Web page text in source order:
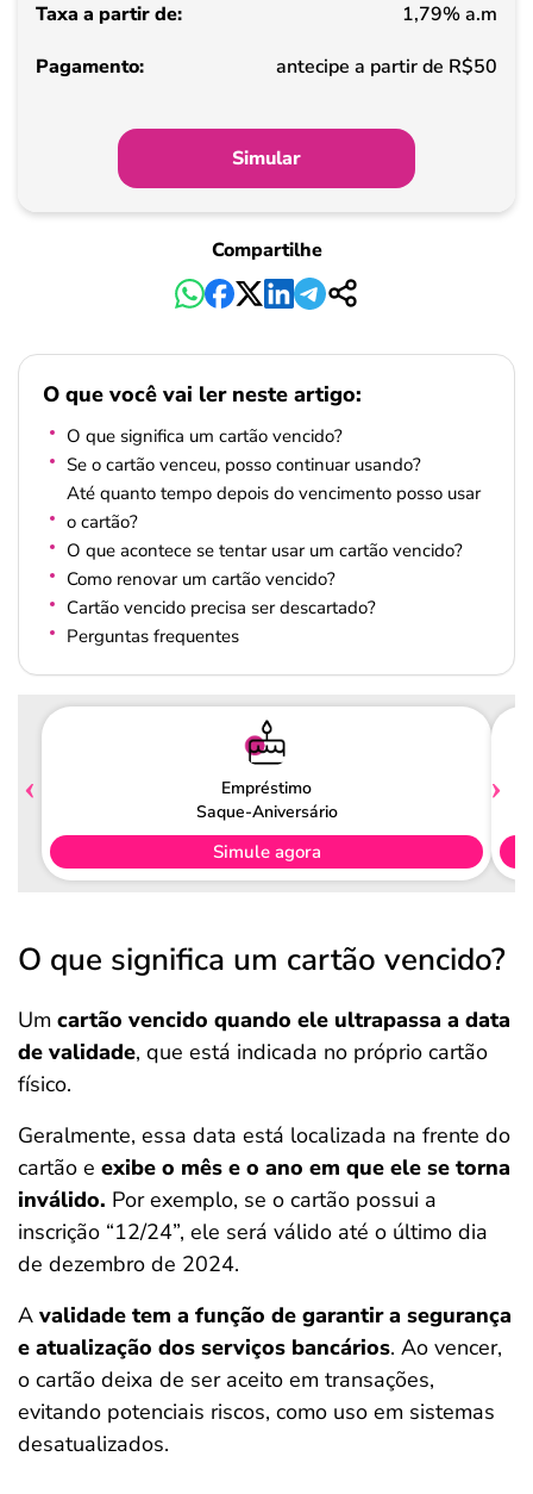
Pagamento
1,79% a.m
antecipe a partir de R$50
Simular
Compartilhe
O que você vai ler neste artigo:
O que significa um cartão vencido?
Se o cartão venceu, posso continuar usando?
Até quanto tempo depois do vencimento posso usar
o cartão?
O que acontece se tentar usar um cartão vencido?
Como renovar um cartão vencido?
Cartão vencido precisa ser descartado?
Perguntas frequentes
Empréstimo
Saque-Aniversário
Simule agora
O que significa um cartão vencido?
Um cartão vencido quando ele ultrapassa a data
de validade, que está indicada no próprio cartão
físico.
Geralmente, essa data está localizada na frente do
cartão e exibe o mês e o ano em que ele se torna
inválido. Por exemplo, se o cartão possui a
inscrição “12/24”, ele será válido até o último dia
de dezembro de 2024.
A validade tem a função de garantir a segurança
e atualização dos serviços bancários. Ao vencer,
o cartão deixa de ser aceito em transações,
evitando potenciais riscos, como uso em sistemas
desatualizados.